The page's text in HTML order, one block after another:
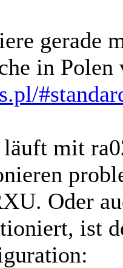
gerade
in
mit
Oder
ist